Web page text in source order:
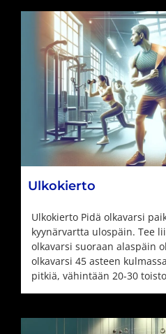
Ulkokierto
Ulkokierto Pidä olkavarsi
kyynärvartta ulospäin. Tee
olkavarsi suoraan alaspäin
olkavarsi 45 asteen
pitkiä, vähintään 20-30